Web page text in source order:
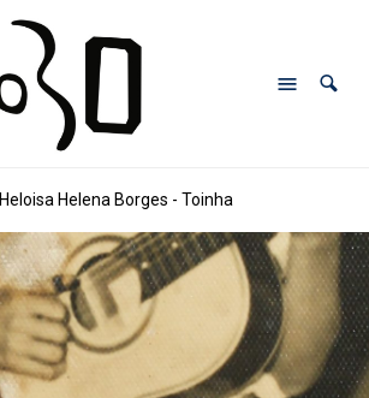
Heloisa Helena Borges - Toinha